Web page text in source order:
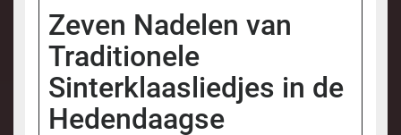
Zeven Nadelen van
Traditionele
Sinterklaasliedjes in de
Hedendaagse